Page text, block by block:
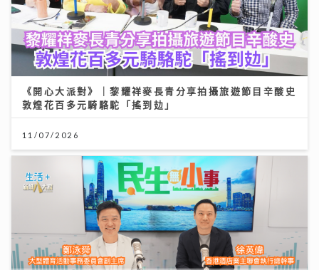
《開心大派對》｜黎耀祥麥長青分享拍攝旅遊節目辛酸史
敦煌花百多元騎駱駝「搖到攰」
11/07/2026